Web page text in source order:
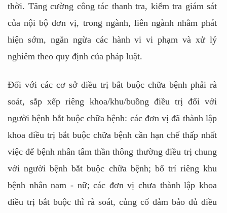
thời. Tăng cường công tác thanh tra, kiểm tra giám sát
của nội bộ đơn vị, trong ngành, liên ngành nhằm phát
hiện sớm, ngăn ngừa các hành vi vi phạm và xử lý
nghiêm theo quy định của pháp luật.
Đối với các cơ sở điều trị bắt buộc chữa bệnh phải rà
soát, sắp xếp riêng khoa/khu/buồng điều trị đối với
người bệnh bắt buộc chữa bệnh: các đơn vị đã thành lập
khoa điều trị bắt buộc chữa bệnh cần hạn chế thấp nhất
việc để bệnh nhân tâm thần thông thường điều trị chung
với người bệnh bắt buộc chữa bệnh; bố trí riêng khu
bệnh nhân nam - nữ; các đơn vị chưa thành lập khoa
điều trị bắt buộc thì rà soát, củng cố đảm bảo đủ điều